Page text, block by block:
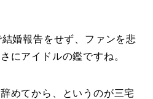
婚報告をせず、ファンを悲
にアイドルの鑑ですね。
めてから、というのが三宅